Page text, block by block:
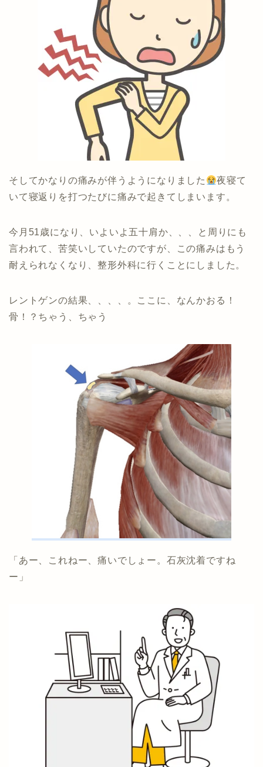
そしてかなりの痛みが伴うようになりました
夜寝て
いて寝返りを打つたびに痛みで起きてしまいます。
今月51歳になり、いよいよ五十肩か、、、と周りにも
言われて、苦笑いしていたのですが、この痛みはもう
耐えられなくなり、整形外科に行くことにしました。
レントゲンの結果、、、、。ここに、なんかおる！
骨！？ちゃう、ちゃう
「あー、これねー、痛いでしょー。石灰沈着ですね
ー」